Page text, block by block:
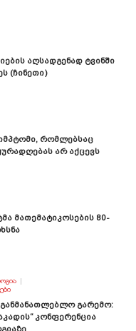
Აღსადგენად Ტვინში
(ჩინეთი)
Რომლებსაც
Არ Აქცევს
Მათემატიკოსების 80-
Გარემო:
Კონფერენცია